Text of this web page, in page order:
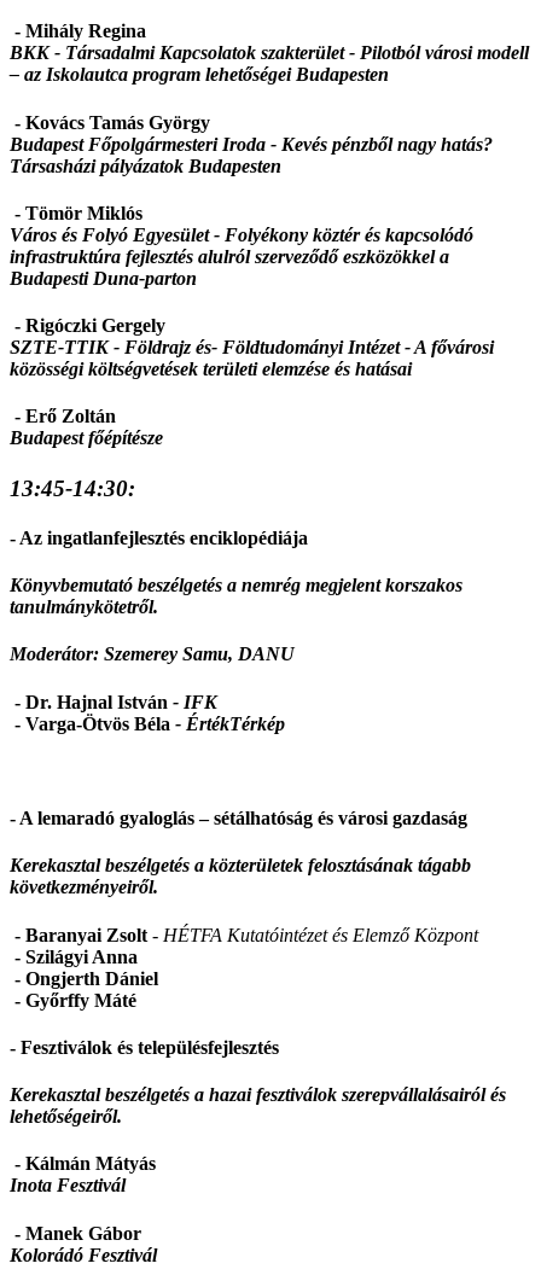
- Mihály Regina
BKK - Társadalmi Kapcsolatok szakterület - Pilotból városi modell
– az Iskolautca program lehetőségei Budapesten
- Kovács Tamás György
Budapest Főpolgármesteri Iroda - Kevés pénzből nagy hatás?
Társasházi pályázatok Budapesten
- Tömör Miklós
Város és Folyó Egyesület - Folyékony köztér és kapcsolódó
infrastruktúra fejlesztés alulról szerveződő eszközökkel a
Budapesti Duna-parton
- Rigóczki Gergely
SZTE-TTIK - Földrajz és- Földtudományi Intézet -A fővárosi
közösségi költségvetések területi elemzése és hatásai
- Erő Zoltán
Budapest főépítésze
13:45-14:30:
- Az ingatlanfejlesztés enciklopédiája
Könyvbemutató beszélgetés a nemrég megjelent korszakos
tanulmánykötetről.
Moderátor: Szemerey Samu, DANU
- Dr. Hajnal István - IFK
- Varga-Ötvös Béla - ÉrtékTérkép
- A lemaradó gyaloglás – sétálhatóság és városi gazdaság
Kerekasztal beszélgetés a közterületek felosztásának tágabb
következményeiről.
- Baranyai Zsolt - HÉTFA Kutatóintézet és Elemző Központ
- Szilágyi Anna
- Ongjerth Dániel
- Győrffy Máté
- Fesztiválok és településfejlesztés
Kerekasztal beszélgetés a hazai fesztiválok szerepvállalásairól és
lehetőségeiről.
- Kálmán Mátyás
Inota Fesztivál
- Manek Gábor
Kolorádó Fesztivál